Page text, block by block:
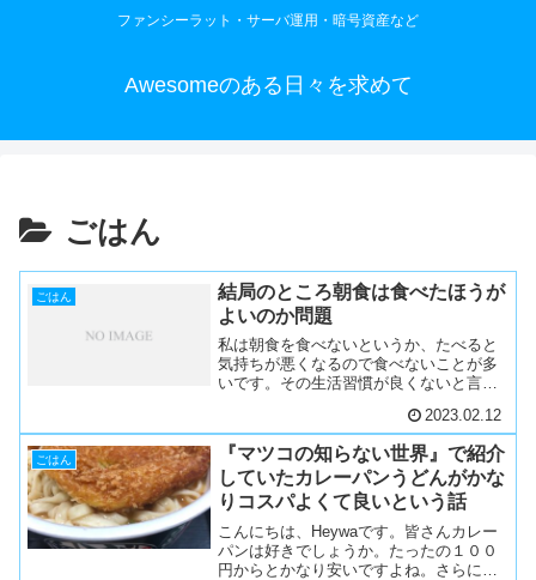
ファンシーラット・サーバ運用・暗号資産など
Awesomeのある日々を求めて
ごはん
ごはん
結局のところ朝食は食べたほうが
よいのか問題
私は朝食を食べないというか、たべると
気持ちが悪くなるので食べないことが多
いです。その生活習慣が良くないと言わ
本当に必要ですか？」という問いがあ
り、気になって見ていたのですが、そち
らにはいろんな意見が集...
2023.02.12
ごはん
『マツコの知らない世界』で紹介
していたカレーパンうどんがかな
りコスパよくて良いという話
こんにちは、Heywaです。皆さんカレー
パンは好きでしょうか。たったの１００
円からとかなり安いですよね。さらにカ